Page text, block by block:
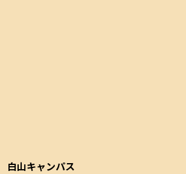
白山キャンパス